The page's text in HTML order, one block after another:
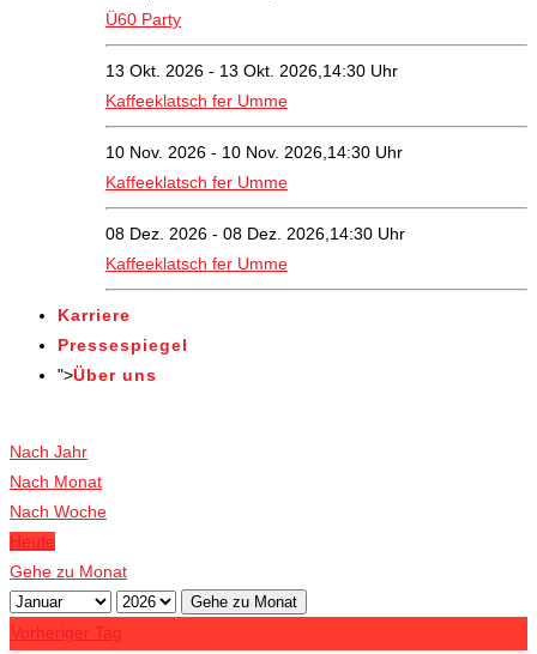
Ü60 Party
13 Okt. 2026 - 13 Okt. 2026,14:30 Uhr
Kaffeeklatsch fer Umme
10 Nov. 2026 - 10 Nov. 2026,14:30 Uhr
Kaffeeklatsch fer Umme
08 Dez. 2026 - 08 Dez. 2026,14:30 Uhr
Kaffeeklatsch fer Umme
Karriere
Pressespiegel
">Über uns
Nach Jahr
Nach Monat
Nach Woche
Heute
Gehe zu Monat
Gehe zu Monat
Vorheriger Tag